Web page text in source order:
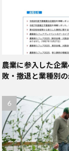
農業に参入した企
敗・撤退と業種別